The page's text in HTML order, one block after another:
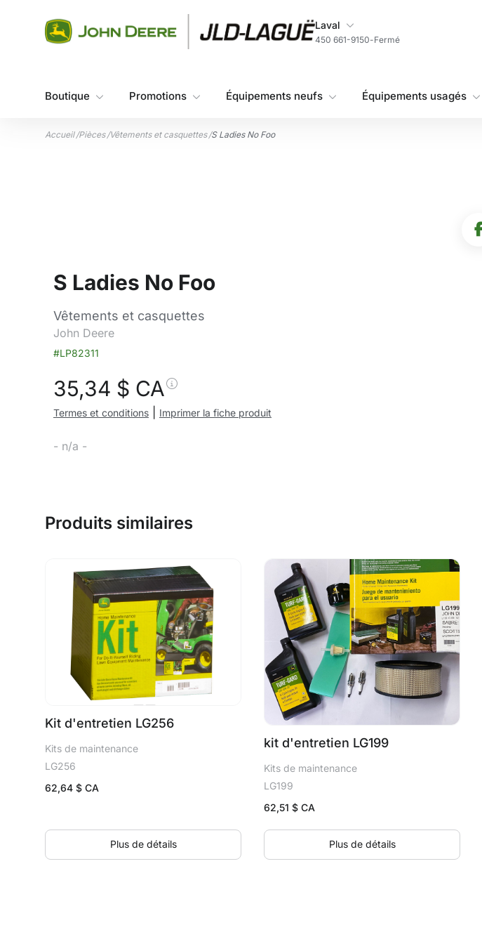
Ma succursale
Laval
450 661-9150-Fermé
Boutique Promotions Équipements neufs Équipements usagés
Accueil /Pièces /Vêtements et casquettes /S Ladies No Foo
S Ladies No Foo
Vêtements et casquettes
John Deere
#LP82311
35,34 $ CA
Termes et conditions Imprimer la fiche produit
- n/a -
Produits similaires
Kit d'entretien LG256
Kits de maintenance
LG256
62,64 $ CA
Plus de détails
kit d'entretien LG199
Kits de maintenance
LG199
62,51 $ CA
Plus de détails